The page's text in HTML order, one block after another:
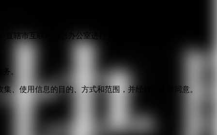
辖市互联网信息办公室进行安全评估。
。
、使用信息的目的、方式和范围，并经被收集者同意。